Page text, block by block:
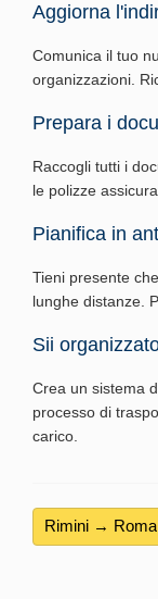
Aggiorna
Comunica il tuo
organizzazioni.
Prepara i
Raccogli tutti i
le polizze
Pianifica in
Tieni presente
lunghe distanze.
Sii
Crea un sistema
processo di
carico.
Rimini → Roma